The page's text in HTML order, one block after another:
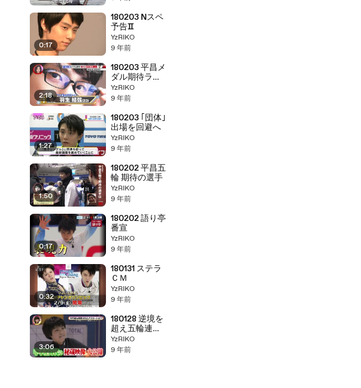
0:17
180203 Nスペ
予告Ⅱ
YzRIKO
9 年前
2:18
180203 平昌メ
ダル期待ラン
キング/話題の
映像｢ライバル
YzRIKO
9 年前
1:27
180203 ｢団体｣
出場を回避へ
YzRIKO
9 年前
1:50
180202 平昌五
輪 期待の選手
YzRIKO
9 年前
0:17
180202 語り亭
番宣
YzRIKO
9 年前
0:32
180131 ステラ
ＣＭ
YzRIKO
9 年前
3:06
180128 逆境を
超え五輪連覇
へ！＆次回予
告
YzRIKO
9 年前